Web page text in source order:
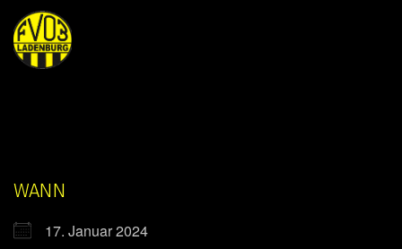
WANN
17. Januar 2024